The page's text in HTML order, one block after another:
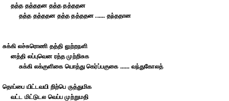
தத்த தத்ததன தத்த தத்ததன
தத்த தத்ததன தத்த தத்ததன ...... தந்ததான
சுக்கி லச்சுரொணி தத்தி லுற்றநளி
னத்தி லப்புவென ரத்த முற்றிசுக
சுக்கி லக்குளிகை யொத்து கெர்ப்பகுகை ...... வந்துகோலத்
தொப்பை யிட்டவயி றிற்பெ ருத்துமிக
வட்ட மிட்டுடல வெப்ப முற்றுமதி